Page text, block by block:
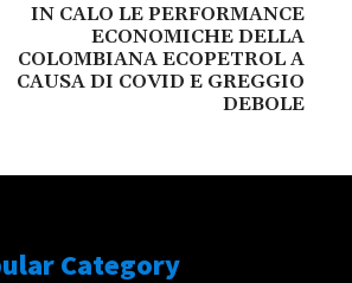
IN CALO LE PERFORMANCE
ECONOMICHE DELLA
COLOMBIANA ECOPETROL A
CAUSA DI COVID E GREGGIO
DEBOLE
Category